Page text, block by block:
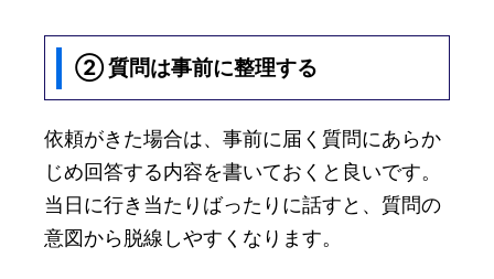
② 質問は事前に整理する
依頼がきた場合は、事前に届く質問にあらか
じめ回答する内容を書いておくと良いです。
当日に行き当たりばったりに話すと、質問の
意図から脱線しやすくなります。